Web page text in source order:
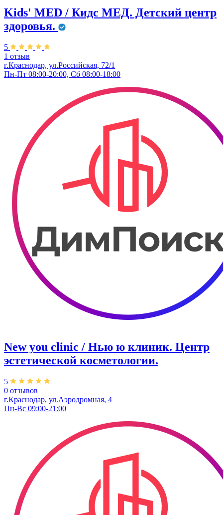
Kids' MED / Кидс МЕД. Детский центр
здоровья.
5
1 отзыв
г.Краснодар, ул.Российская, 72/1
Пн-Пт 08:00-20:00, Сб 08:00-18:00
New you clinic / Нью ю клиник. ​Центр
эстетической косметологии.
5
0 отзывов
г.Краснодар, ул.Аэродромная, 4
Пн-Вс 09:00-21:00